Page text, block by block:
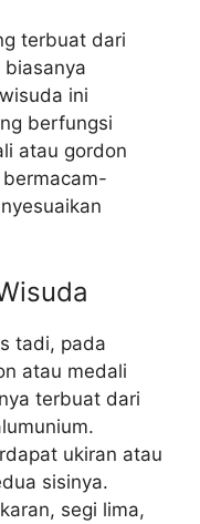
terbuat dari
ini
berfungsi
atau gordon
tadi, pada
atau medali
terbuat dari
ukiran atau
sisinya.
segi lima,